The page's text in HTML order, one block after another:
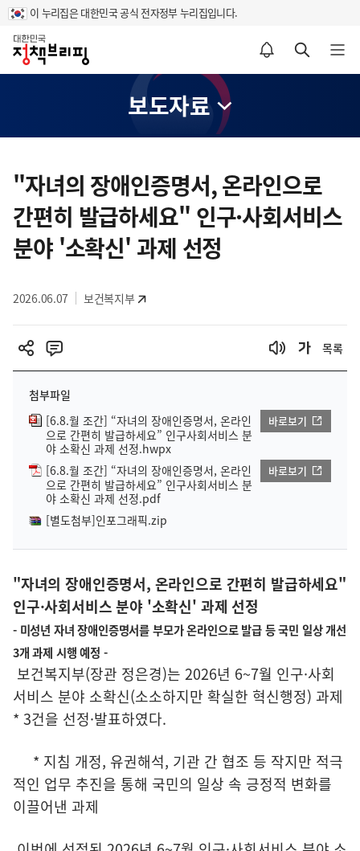
이 누리집은 대한민국 공식 전자정부 누리집입니다.
홈
알림설정 바로가기 검색 바로가기 메뉴 열기
보도자료
텐
영
역
"자녀의 장애인증명서, 온라인으로
간편히 발급하세요" 인구·사회서비스
분야 '소확신' 과제 선정
2026.06.07 보건복지부
목록
첨부파일
[6.8.월 조간] “자녀의 장애인증명서, 온라인
으로 간편히 발급하세요” 인구사회서비스 분
야 소확신 과제 선정.hwpx
바로보기
[6.8.월 조간] “자녀의 장애인증명서, 온라인
으로 간편히 발급하세요” 인구사회서비스 분
야 소확신 과제 선정.pdf
바로보기
[별도첨부]인포그래픽.zip
"자녀의 장애인증명서, 온라인으로 간편히 발급하세요"
인구·사회서비스 분야 '소확신' 과제 선정
- 미성년 자녀 장애인증명서를 부모가 온라인으로 발급 등 국민 일상 개선
3개 과제 시행 예정 -
보건복지부(장관 정은경)는 2026년 6~7월 인구·사회
서비스 분야 소확신(소소하지만 확실한 혁신행정) 과제
* 3건을 선정·발표하였다.
* 지침 개정, 유권해석, 기관 간 협조 등 작지만 적극
적인 업무 추진을 통해 국민의 일상 속 긍정적 변화를
이끌어낸 과제